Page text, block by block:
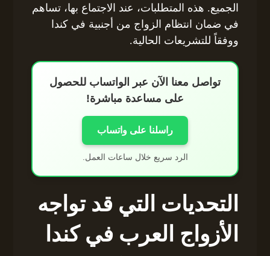
الجميع. هذه المتطلبات، عند الاجتماع بها، تساهم
في ضمان انتظام الزواج من أجنبية في كندا
ووفقاً للتشريعات الحالية.
تواصل معنا الآن عبر الواتساب للحصول
على مساعدة مباشرة!
راسلنا على واتساب
الرد سريع خلال ساعات العمل.
التحديات التي قد تواجه
الأزواج العرب في كندا